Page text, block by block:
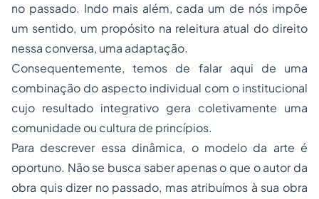
no passado. Indo mais além, cada um de nós impõe
um sentido, um propósito na releitura atual do direito
nessa conversa, uma adaptação.
Consequentemente, temos de falar aqui de uma
combinação do aspecto individual com o institucional
cujo resultado integrativo gera coletivamente uma
comunidade ou cultura de princípios.
Para descrever essa dinâmica, o modelo da arte é
oportuno. Não se busca saber apenas o que o autor da
obra quis dizer no passado, mas atribuímos à sua obra